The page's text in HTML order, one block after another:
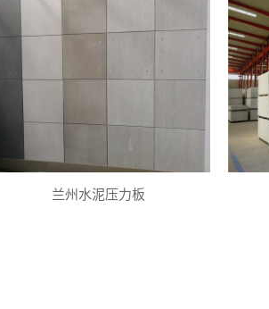
兰州水泥压力板